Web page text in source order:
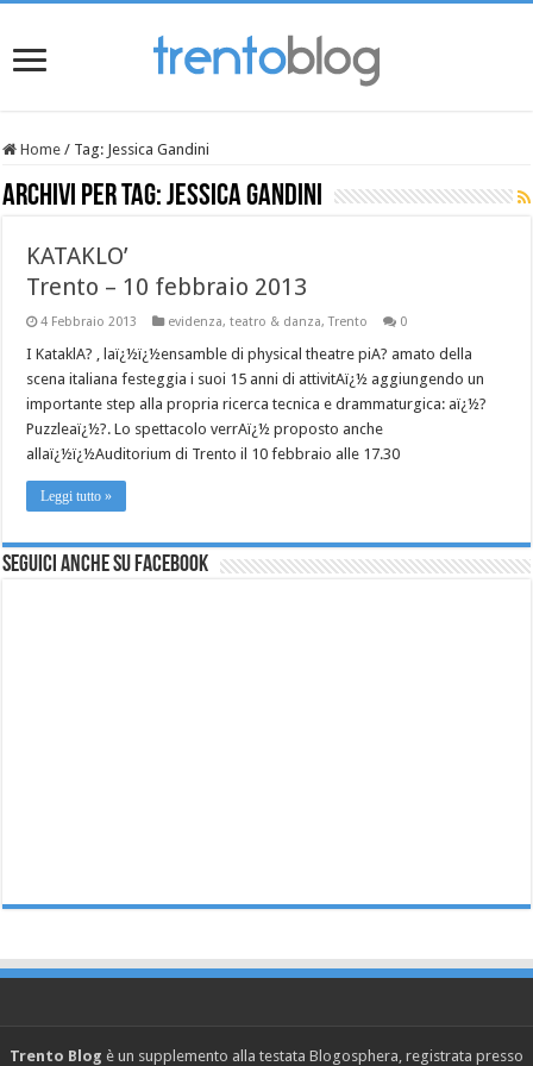
Home / Tag: Jessica Gandini
Archivi per tag:Jessica Gandini
KATAKLO’
Trento – 10 febbraio 2013
4 Febbraio 2013 evidenza,teatro & danza,Trento 0
I KataklA? , laï¿½ï¿½ensamble di physical theatre piA? amato della
scena italiana festeggia i suoi 15 anni di attivitAï¿½ aggiungendo un
importante step alla propria ricerca tecnica e drammaturgica: aï¿½?
Puzzleaï¿½?. Lo spettacolo verrAï¿½ proposto anche
allaï¿½ï¿½Auditorium di Trento il 10 febbraio alle 17.30
Leggi tutto »
Seguici anche su Facebook
Trento Blog è un supplemento alla testata Blogosphera, registrata presso